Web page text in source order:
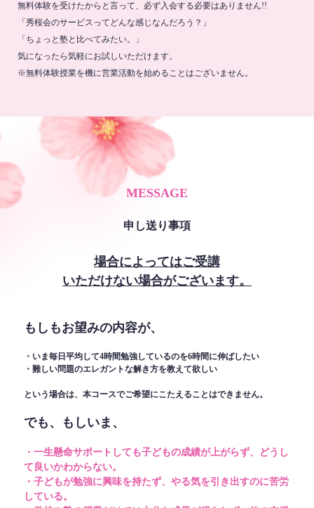
無料体験を受けたからと言って、必ず入会する必要はありません!!
「秀桜会のサービスってどんな感じなんだろう？」
「ちょっと塾と比べてみたい。」
気になったら気軽にお試しいただけます。
※無料体験授業を機に営業活動を始めることはございません。
MESSAGE
申し送り事項
場合によってはご受講
いただけない場合がございます。
もしもお望みの内容が、
・いま毎日平均して4時間勉強しているのを6時間に伸ばしたい
・難しい問題のエレガントな解き方を教えて欲しい
という場合は、本コースでご希望にこたえることはできません。
でも、もしいま、
・一生懸命サポートしても子どもの成績が上がらず、どうし
て良いかわからない。
・子どもが勉強に興味を持たず、やる気を引き出すのに苦労
している。